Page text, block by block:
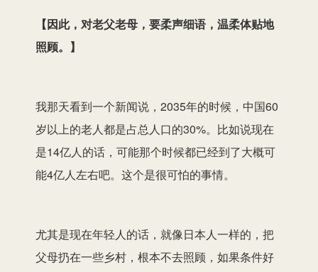
【因此，对老父老母，要柔声细语，温柔体贴地
照顾。 】
我那天看到一个新闻说，2035年的时候，中国60
岁以上的老人都是占总人口的30%。比如说现在
是14亿人的话，可能那个时候都已经到了大概可
能4亿人左右吧。这个是很可怕的事情。
尤其是现在年轻人的话，就像日本人一样的，把
父母扔在一些乡村，根本不去照顾，如果条件好